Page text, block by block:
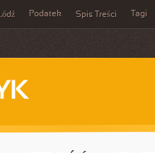
Podatek Spis Treści Tagi